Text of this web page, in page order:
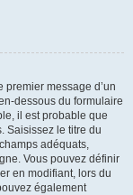
message d’un
dessous du formulaire
il est probable que
Saisissez le titre du
adéquats,
Vous pouvez définir
en modifiant, lors du
également